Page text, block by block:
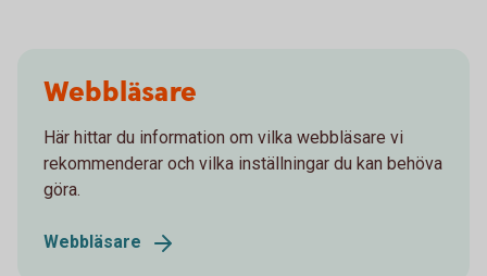
Webbläsare
Här hittar du information om vilka webbläsare vi
rekommenderar och vilka inställningar du kan behöva
göra.
Webbläsare